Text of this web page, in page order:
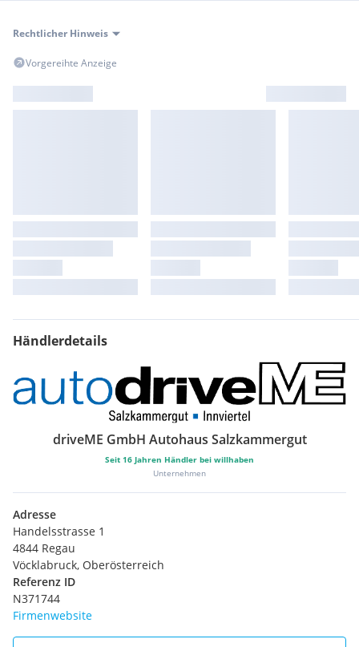
Innovations-Paket
Rechtlicher Hinweis
Vorgereihte Anzeige
Händlerdetails
driveME GmbH Autohaus Salzkammergut
Seit 16 Jahren Händler bei willhaben
Unternehmen
Adresse
Handelsstrasse 1
4844 Regau
Vöcklabruck, Oberösterreich
Referenz ID
N371744
Firmenwebsite